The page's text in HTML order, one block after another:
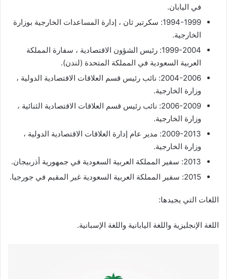
في اليابان.
1994-1999: سكرتير ثان ، إدارة المساعدات الخارجية بوزارة
الخارجية.
1999-2004: رئيس الشؤون الاقتصادية ، سفارة المملكة
العربية السعودية في المملكة المتحدة (لندن).
2004-2006: نائب رئيس قسم العلاقات الاقتصادية الدولية ،
وزارة الخارجية.
2006-2009: نائب رئيس قسم العلاقات الاقتصادية الثنائية ،
وزارة الخارجية.
2009-2013: مدير عام إدارة العلاقات الاقتصادية الدولية ،
وزارة الخارجية.
2013: سفير المملكة العربية السعودية في جمهورية أذربيجان.
2015: سفير المملكة العربية السعودية غير المقيم في جورجيا.
اللغات التي يجيدها:
اللغة الإنجليزية واللغة اليابانية واللغة الإسبانية.